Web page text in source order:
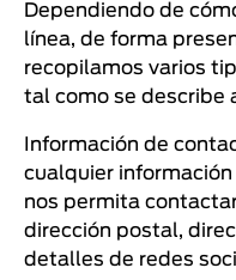
Dependiendo de
línea, de forma
recopilamos varios
tal como se describe
Información de
cualquier
nos permita
dirección postal,
detalles de redes